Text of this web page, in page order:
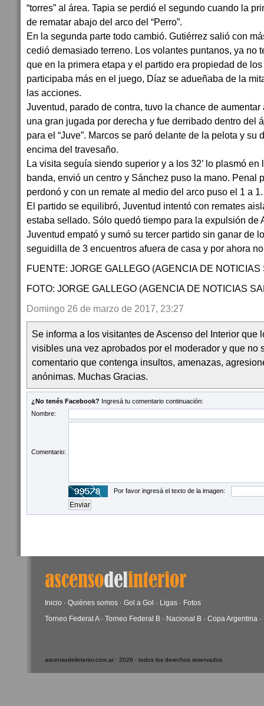
“torres” al área. Tapia se perdió el segundo cuando la
de rematar abajo del arco del “Perro”.
En la segunda parte todo cambió. Gutiérrez salió con
cedió demasiado terreno. Los volantes puntanos, ya no
que en la primera etapa y el partido era propiedad de
participaba más en el juego, Díaz se adueñaba de la
las acciones.
Juventud, parado de contra, tuvo la chance de aumentar
una gran jugada por derecha y fue derribado dentro del
para el “Juve”. Marcos se paró delante de la pelota y su
encima del travesaño.
La visita seguía siendo superior y a los 32’ lo plasmó
banda, envió un centro y Sánchez puso la mano. Penal
perdonó y con un remate al medio del arco puso el 1 a 1.
El partido se equilibró, Juventud intentó con remates
estaba sellado. Sólo quedó tiempo para la expulsión de
Juventud empató y sumó su tercer partido sin ganar de
seguidilla de 3 encuentros afuera de casa y por ahora
FUENTE: JORGE GALLEGO (AGENCIA DE NOTICIAS
FOTO: JORGE GALLEGO (AGENCIA DE NOTICIAS
Domingo 26 de marzo de 2017, 23:27
Se informa a los visitantes de Ascenso del Interior que
visibles una vez aprobados por el moderador y que no
comentario que contenga insultos, amenazas,
anónimas. Muchas Gracias.
¿No tenés Facebook? Ingresá tu comentario continuación:
Nombre:
Comentario:
Por favor ingresá el texto de la imagen:
Inicio · Quiénes somos · Gol a Gol · Ligas · Fotos
Torneo Federal A· Torneo Federal B · Nacional B · Copa Argentina ·
ascensodelinterior.com.ar · 2026 · todos los derechos reservados